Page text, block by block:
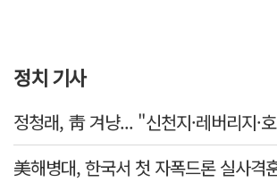
정치 기사